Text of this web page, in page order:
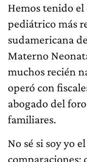
pediátrico más
sudamericana
Materno
muchos recién
operó con
abogado del
familiares.
comparaciones;